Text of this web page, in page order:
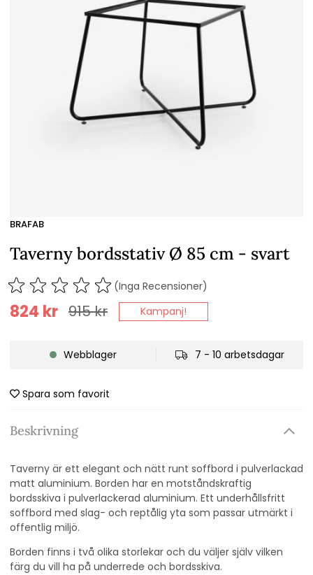
BRAFAB
Taverny bordsstativ Ø 85 cm - svart
(Inga Recensioner)
915kr
824 kr Kampanj!
Webblager 7 - 10 arbetsdagar
Spara som favorit
Beskrivning
Taverny är ett elegant och nätt runt soffbord i pulverlackad
matt aluminium. Borden har en motståndskraftig
bordsskiva i pulverlackerad aluminium. Ett underhållsfritt
soffbord med slag- och reptålig yta som passar utmärkt i
offentlig miljö.
Borden finns i två olika storlekar och du väljer själv vilken
färg du vill ha på underrede och bordsskiva.